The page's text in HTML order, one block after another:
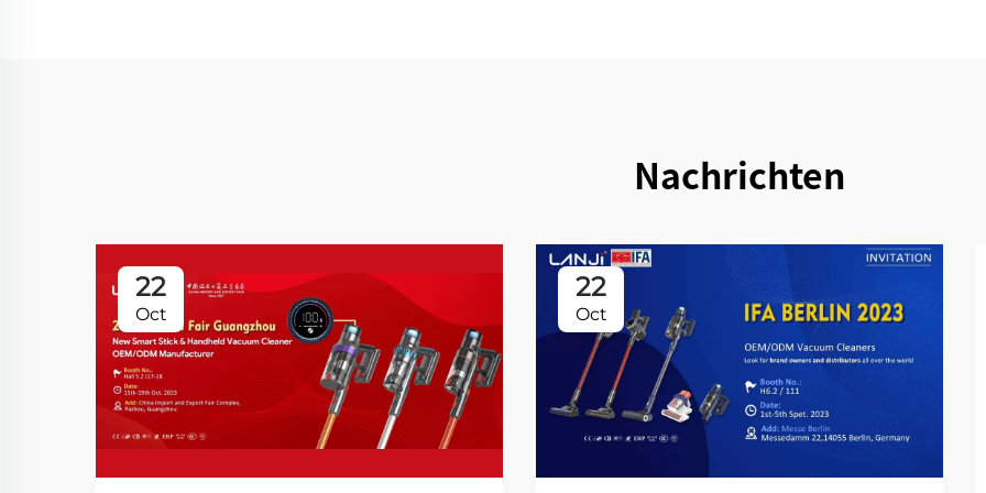
Nachrichten
22
Oct
22
Oct